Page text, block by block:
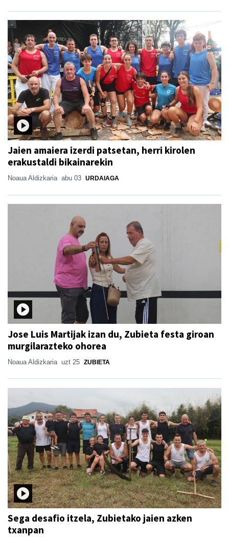
Jaien amaiera izerdi patsetan, herri kirolen
erakustaldi bikainarekin
Noaua Aldizkaria abu 03 URDAIAGA
Jose Luis Martijak izan du, Zubieta festa giroan
murgilarazteko ohorea
Noaua Aldizkaria uzt 25 ZUBIETA
Sega desafio itzela, Zubietako jaien azken
txanpan